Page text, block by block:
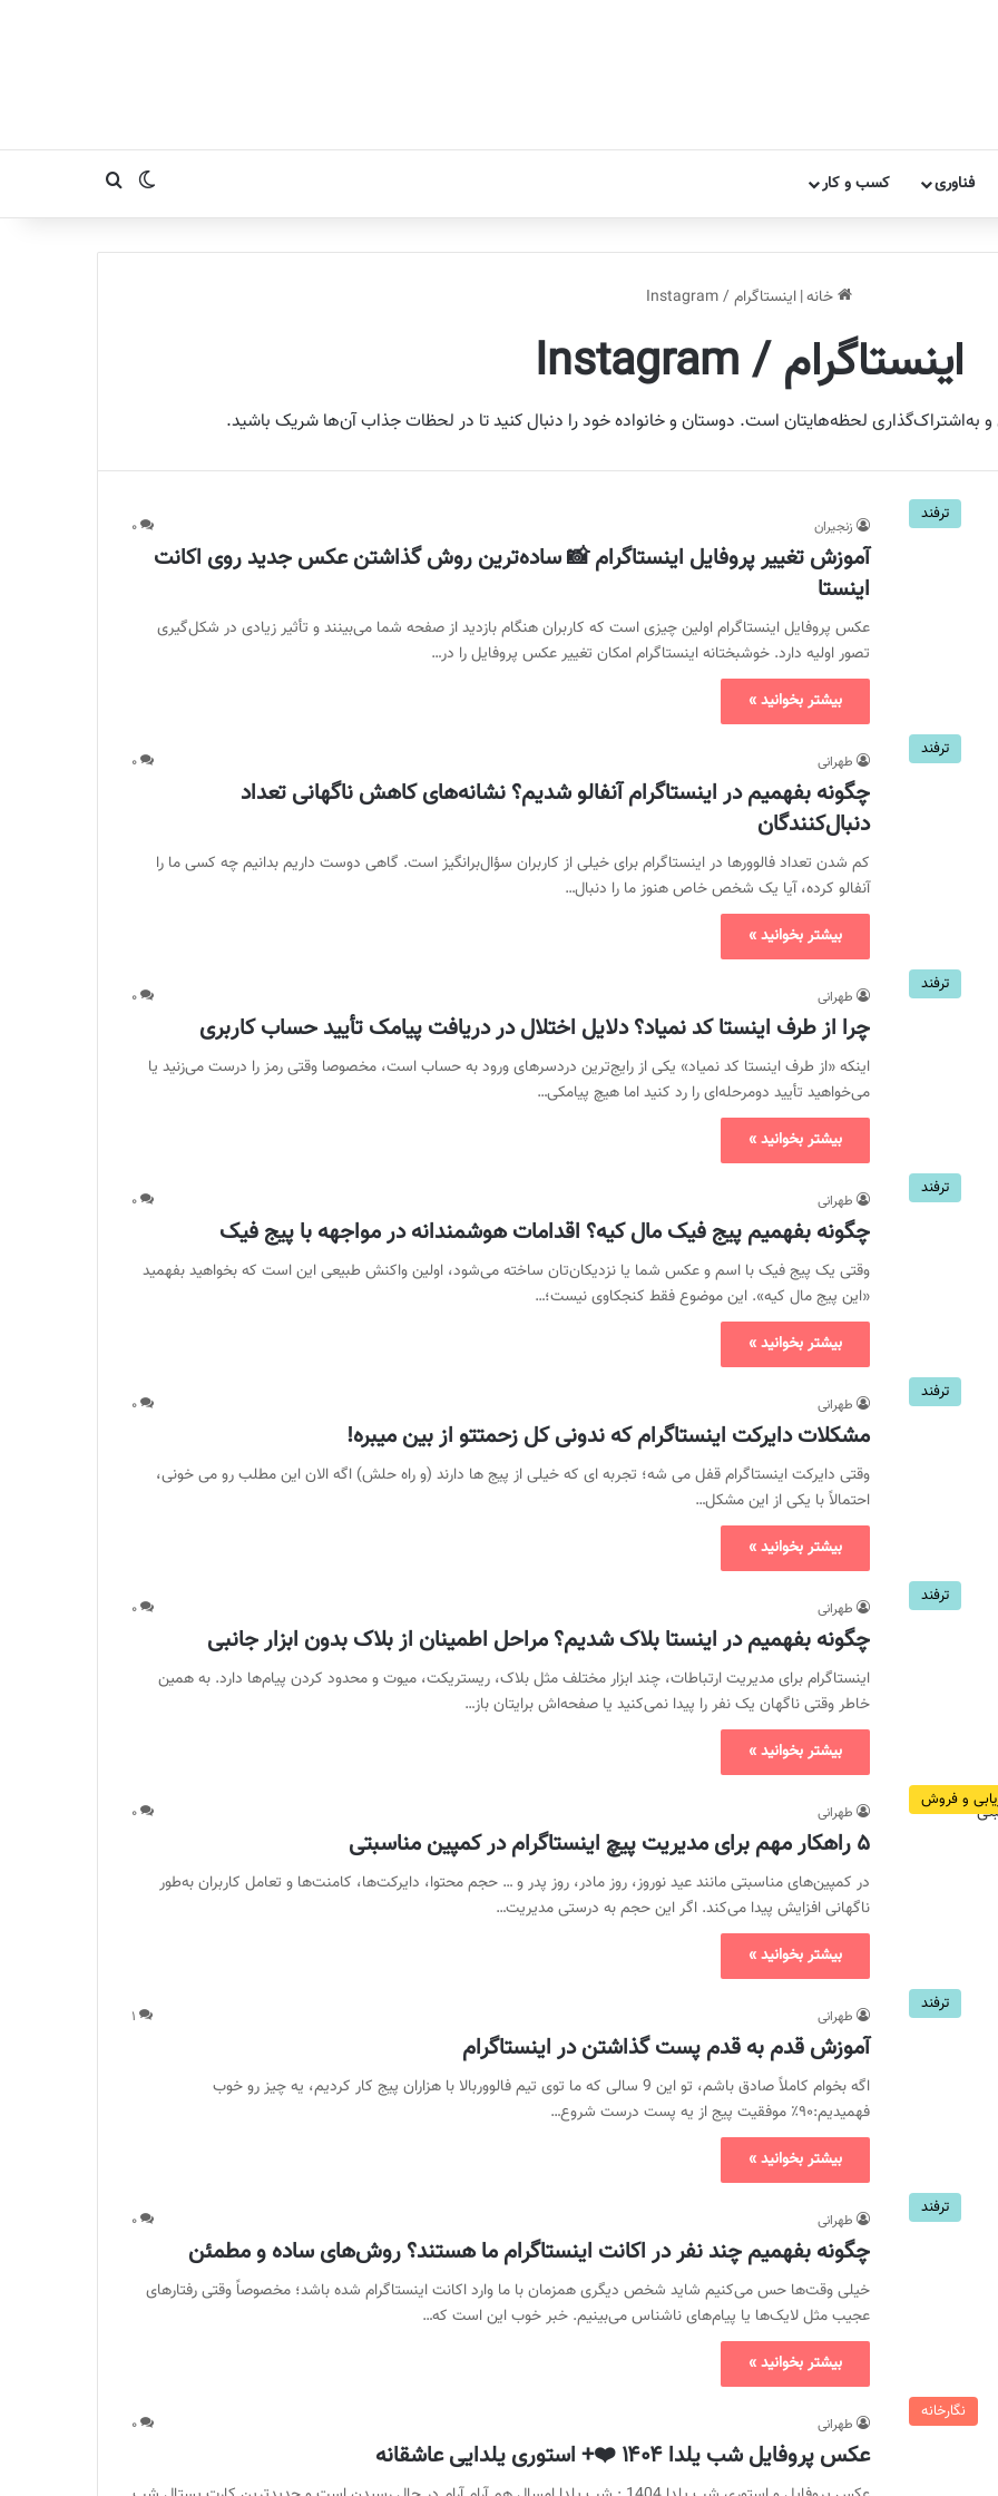
فناوری کسب و کار تغییر پوستهجستجو برای
خانه| اینستاگرام / Instagram
اینستاگرام / Instagram
به‌اشتراک‌گذاری لحظه‌هایتان است. دوستان و خانواده خود را دنبال کنید تا در لحظات جذاب آن‌ها شریک باشید.
ترفند
زنجیران ۰
آموزش تغییر پروفایل اینستاگرام 📸 ساده‌ترین روش گذاشتن عکس جدید روی اکانت
اینستا
عکس پروفایل اینستاگرام اولین چیزی است که کاربران هنگام بازدید از صفحه شما می‌بینند و تأثیر زیادی در شکل‌گیری
تصور اولیه دارد. خوشبختانه اینستاگرام امکان تغییر عکس پروفایل را در…
بیشتر بخوانید »
ترفند
طهرانی ۰
چگونه بفهمیم در اینستاگرام آنفالو شدیم؟ نشانه‌های کاهش ناگهانی تعداد
دنبال‌کنندگان
کم شدن تعداد فالوورها در اینستاگرام برای خیلی از کاربران سؤال‌برانگیز است. گاهی دوست داریم بدانیم چه کسی ما را
آنفالو کرده، آیا یک شخص خاص هنوز ما را دنبال…
بیشتر بخوانید »
ترفند
طهرانی ۰
چرا از طرف اینستا کد نمیاد؟ دلایل اختلال در دریافت پیامک تأیید حساب کاربری
اینکه «از طرف اینستا کد نمیاد» یکی از رایج‌ترین دردسرهای ورود به حساب است، مخصوصا وقتی رمز را درست می‌زنید یا
می‌خواهید تأیید دومرحله‌ای را رد کنید اما هیچ پیامکی…
بیشتر بخوانید »
ترفند
طهرانی ۰
چگونه بفهمیم پیج فیک مال کیه؟ اقدامات هوشمندانه در مواجهه با پیج فیک
وقتی یک پیج فیک با اسم و عکس شما یا نزدیکان‌تان ساخته می‌شود، اولین واکنش طبیعی این است که بخواهید بفهمید
«این پیج مال کیه». این موضوع فقط کنجکاوی نیست؛…
بیشتر بخوانید »
ترفند
طهرانی ۰
مشکلات دایرکت اینستاگرام که ندونی کل زحمتتو از بین میبره!
وقتی دایرکت اینستاگرام قفل می شه؛ تجربه ای که خیلی از پیج ها دارند (و راه حلش) اگه الان این مطلب رو می خونی،
احتمالاً با یکی از این مشکل…
بیشتر بخوانید »
ترفند
طهرانی ۰
چگونه بفهمیم در اینستا بلاک شدیم؟ مراحل اطمینان از بلاک بدون ابزار جانبی
اینستاگرام برای مدیریت ارتباطات، چند ابزار مختلف مثل بلاک، ریستریکت، میوت و محدود کردن پیام‌ها دارد. به همین
خاطر وقتی ناگهان یک نفر را پیدا نمی‌کنید یا صفحه‌اش برایتان باز…
بیشتر بخوانید »
و فروش
طهرانی ۰
۵ راهکار مهم برای مدیریت پیچ اینستاگرام در کمپین مناسبتی
در کمپین‌های مناسبتی مانند عید نوروز، روز مادر، روز پدر و … حجم محتوا، دایرکت‌ها، کامنت‌ها و تعامل کاربران به‌طور
ناگهانی افزایش پیدا می‌کند. اگر این حجم به‌ درستی مدیریت…
بیشتر بخوانید »
ترفند
طهرانی ۱
آموزش قدم به قدم پست گذاشتن در اینستاگرام
اگه بخوام کاملاً صادق باشم، تو این 9 سالی که ما توی تیم فالووربالا با هزاران پیج کار کردیم، یه چیز رو خوب
فهمیدیم:۹۰٪ موفقیت پیج از یه پست درست شروع…
بیشتر بخوانید »
ترفند
طهرانی ۰
چگونه بفهمیم چند نفر در اکانت اینستاگرام ما هستند؟ روش‌های ساده و مطمئن
خیلی وقت‌ها حس می‌کنیم شاید شخص دیگری همزمان با ما وارد اکانت اینستاگرام شده باشد؛ مخصوصاً وقتی رفتارهای
عجیب مثل لایک‌ها یا پیام‌های ناشناس می‌بینیم. خبر خوب این است که…
بیشتر بخوانید »
نگارخانه
طهرانی ۰
عکس پروفایل شب یلدا ۱۴۰۴ ❤️+ استوری یلدایی عاشقانه